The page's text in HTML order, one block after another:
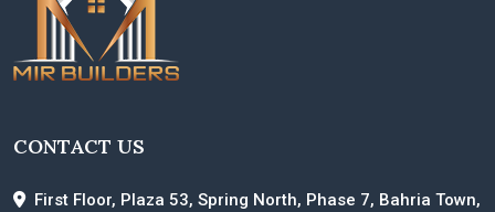
CONTACT US
First Floor, Plaza 53, Spring North, Phase 7, Bahria Town,